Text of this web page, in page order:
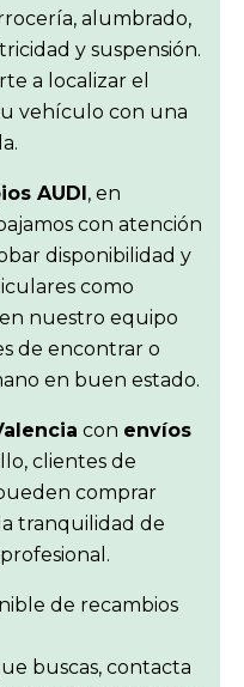
alumbrado,
y suspensión.
a localizar el
vehículo con una
AUDI, en
con atención
disponibilidad y
como
nuestro equipo
de encontrar o
en buen estado.
con envíos
clientes de
comprar
tranquilidad de
de recambios
buscas, contacta